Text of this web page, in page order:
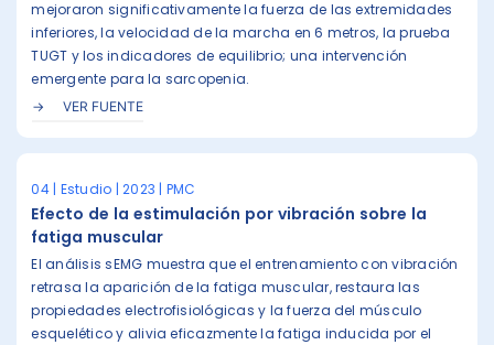
mejoraron significativamente la fuerza de las extremidades
inferiores, la velocidad de la marcha en 6 metros, la prueba
TUGT y los indicadores de equilibrio; una intervención
emergente para la sarcopenia.
VER FUENTE
04 | Estudio | 2023 | PMC
Efecto de la estimulación por vibración sobre la
fatiga muscular
El análisis sEMG muestra que el entrenamiento con vibración
retrasa la aparición de la fatiga muscular, restaura las
propiedades electrofisiológicas y la fuerza del músculo
esquelético y alivia eficazmente la fatiga inducida por el